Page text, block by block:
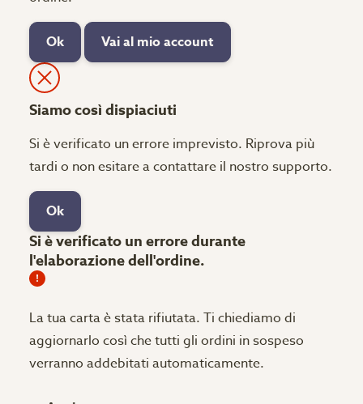
Ok Vai al mio account
Siamo così dispiaciuti
Si è verificato un errore imprevisto. Riprova più
tardi o non esitare a contattare il nostro supporto.
Ok
Si è verificato un errore durante
l'elaborazione dell'ordine.
La tua carta è stata rifiutata. Ti chiediamo di
aggiornarlo così che tutti gli ordini in sospeso
verranno addebitati automaticamente.